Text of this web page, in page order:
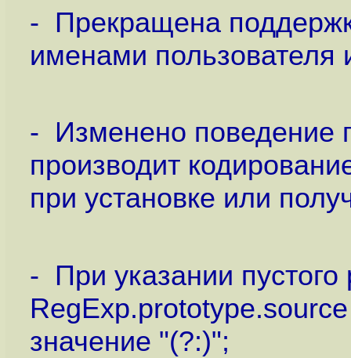
- Прекращена
именами пользователя
- Изменено поведение
производит
при установке или
- При указании
значение "(?:)";